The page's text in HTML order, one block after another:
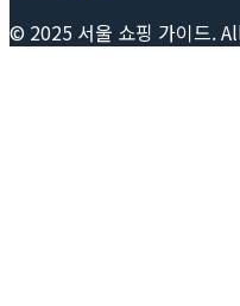
© 2025 서울 쇼핑 가이드.